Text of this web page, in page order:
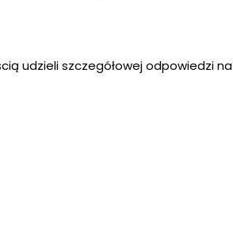
udzieli szczegółowej odpowiedzi na